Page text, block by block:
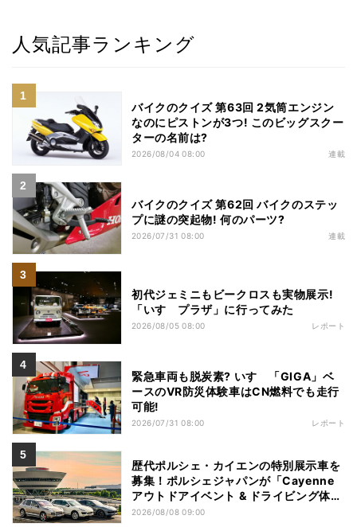
人気記事ランキング
バイクのクイズ 第63回 2気筒エンジン
なのにピストンが3つ! このビッグスクー
ターの名前は?
2026/08/04 08:00 連載
バイクのクイズ 第62回 バイクのステッ
プに謎の突起物! 何のパーツ?
2026/07/31 08:00 連載
初代ジェミニもビークロスも実物展示!
「いすゞプラザ」に行ってみた
2026/08/05 08:00 レポート
緊急車両も脱炭素? いすゞ「GIGA」ベ
ースのVR防災体験車はCN燃料でも走行
可能!
2026/07/31 08:00 レポート
歴代ポルシェ・カイエンの特別展示車を
募集！ポルシェジャパンが「Cayenne
アウトドアイベント & ドライビング体
験」を開催
2026/08/08 09:00